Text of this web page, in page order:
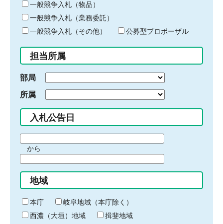
ワ
ー
ド
入
力
一般競争入札（物品）
一般競争入札（業務委託）
一般競争入札（その他）
公募型プロポーザル
担当所属
部局
所属
入札公告日
間
始
り
から
間
終
わ
り
地域
本庁
岐阜地域（本庁除く）
西濃（大垣）地域
揖斐地域